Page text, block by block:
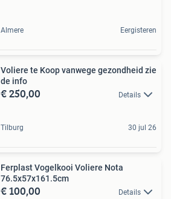
Almere Eergisteren
Voliere te Koop vanwege gezondheid zie
de info
€ 250,00 Details
Tilburg 30 jul 26
Ferplast Vogelkooi Voliere Nota
76.5x57x161.5cm
€ 100,00 Details